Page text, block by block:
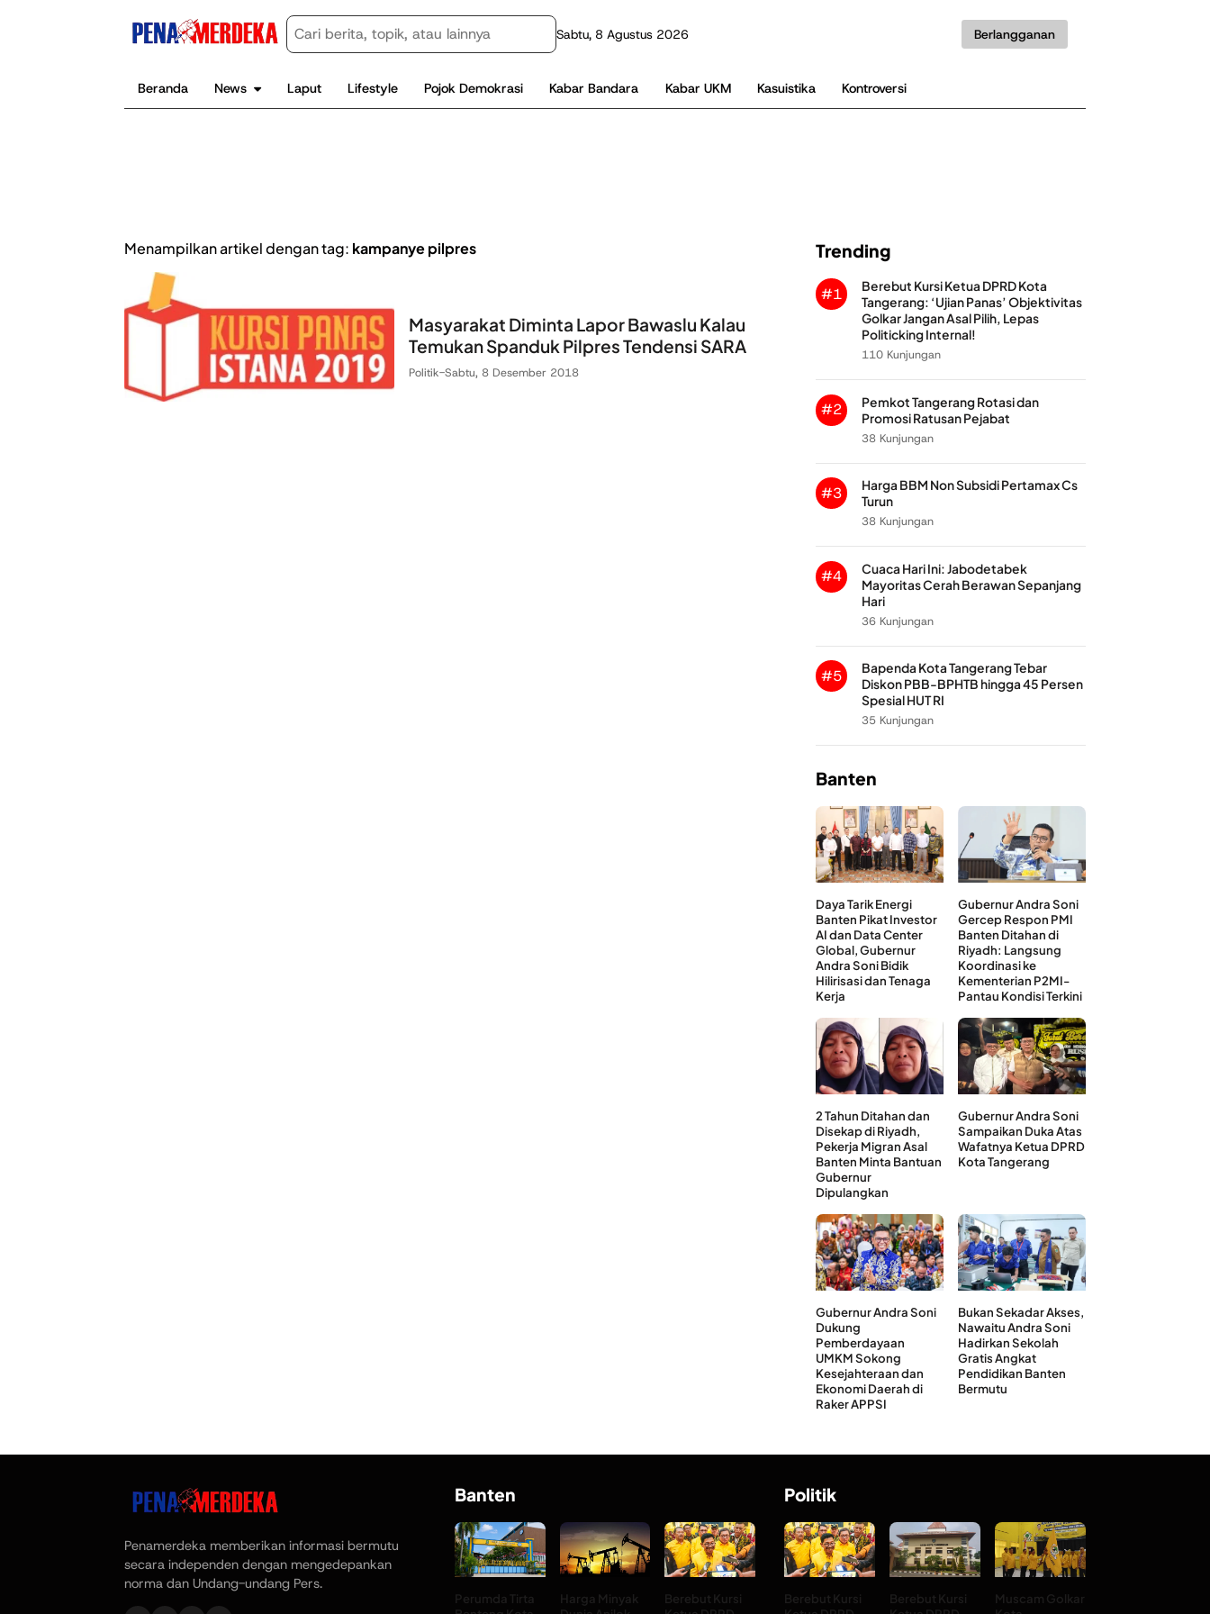
Sabtu, 8 Agustus 2026 Berlangganan
Beranda News Laput Lifestyle Pojok Demokrasi Kabar Bandara Kabar UKM Kasuistika Kontroversi
Menampilkan artikel dengan tag: kampanye pilpres
Masyarakat Diminta Lapor Bawaslu Kalau
Temukan Spanduk Pilpres Tendensi SARA
Politik-Sabtu, 8 Desember 2018
Trending
#1
Berebut Kursi Ketua DPRD Kota
Tangerang: ‘Ujian Panas’ Objektivitas
Golkar Jangan Asal Pilih, Lepas
Politicking Internal!
110 Kunjungan
#2
Pemkot Tangerang Rotasi dan
Promosi Ratusan Pejabat
38 Kunjungan
#3
Harga BBM Non Subsidi Pertamax Cs
Turun
38 Kunjungan
#4
Cuaca Hari Ini: Jabodetabek
Mayoritas Cerah Berawan Sepanjang
Hari
36 Kunjungan
#5
Bapenda Kota Tangerang Tebar
Diskon PBB-BPHTB hingga 45 Persen
Spesial HUT RI
35 Kunjungan
Banten
Daya Tarik Energi
Banten Pikat Investor
AI dan Data Center
Global, Gubernur
Andra Soni Bidik
Hilirisasi dan Tenaga
Kerja
Gubernur Andra Soni
Gercep Respon PMI
Banten Ditahan di
Riyadh: Langsung
Koordinasi ke
Kementerian P2MI-
Pantau Kondisi Terkini
2 Tahun Ditahan dan
Disekap di Riyadh,
Pekerja Migran Asal
Banten Minta Bantuan
Gubernur
Dipulangkan
Gubernur Andra Soni
Sampaikan Duka Atas
Wafatnya Ketua DPRD
Kota Tangerang
Gubernur Andra Soni
Dukung
Pemberdayaan
UMKM Sokong
Kesejahteraan dan
Ekonomi Daerah di
Raker APPSI
Bukan Sekadar Akses,
Nawaitu Andra Soni
Hadirkan Sekolah
Gratis Angkat
Pendidikan Banten
Bermutu
Penamerdeka memberikan informasi bermutu
secara independen dengan mengedepankan
norma dan Undang-undang Pers.
Banten
Perumda Tirta
Harga Minyak
Berebut Kursi
Politik
Berebut Kursi
Berebut Kursi
Muscam Golkar